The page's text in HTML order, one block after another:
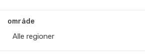
område
Alle regioner